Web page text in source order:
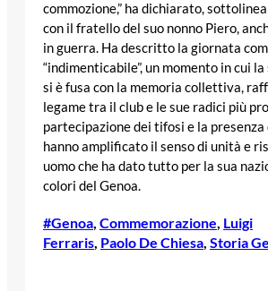
commozione,” ha dichiarato,
con il fratello del suo nonno Piero,
in guerra. Ha descritto la giornata
“indimenticabile”, un momento in cui
si è fusa con la memoria collettiva,
legame tra il club e le sue radici più
partecipazione dei tifosi e la
hanno amplificato il senso di unità e
uomo che ha dato tutto per la sua
colori del Genoa.
#Genoa Commemorazione Luigi
Ferraris Paolo De Chiesa Storia